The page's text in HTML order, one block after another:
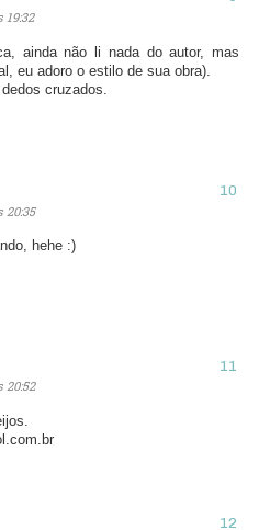
19:32
ainda não li nada do autor, mas
eu adoro o estilo de sua obra).
cruzados.
20:35
hehe :)
20:52